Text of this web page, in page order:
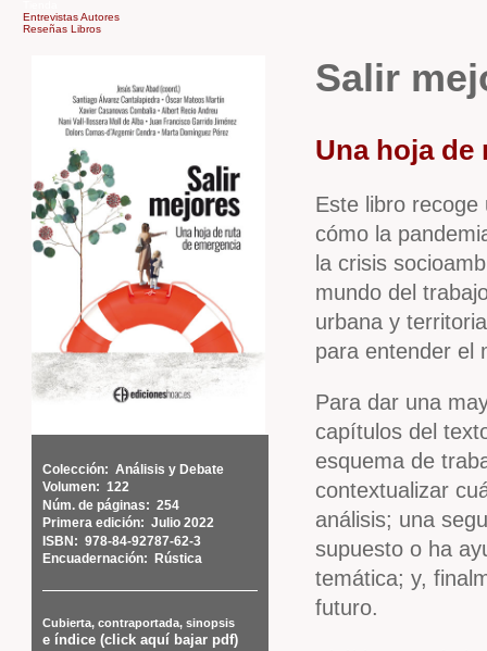
Entrevistas Autores
Reseñas Libros
Salir
Una hoja de
Este libro
cómo la
la crisis
mundo del
urbana y
para entender el
Para dar una
capítulos del
esquema de
contextualizar
análisis; una
supuesto o ha
temática; y,
futuro.
Colección: Análisis y Debate
Volumen: 122
Núm. de páginas: 254
Primera edición: Julio 2022
ISBN: 978-84-92787-62-3
Encuadernación:
Rústica
Cubierta, contraportada, sinopsis
e índice (click aquí bajar pdf)